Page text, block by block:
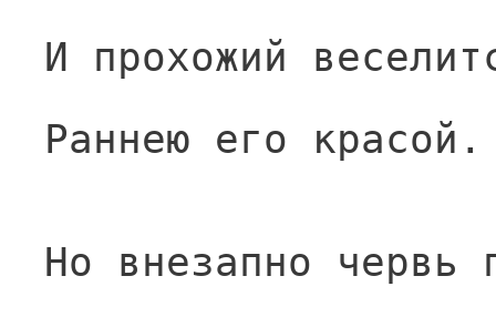
И прохожий
Раннею его красой.
Но внезапно червь